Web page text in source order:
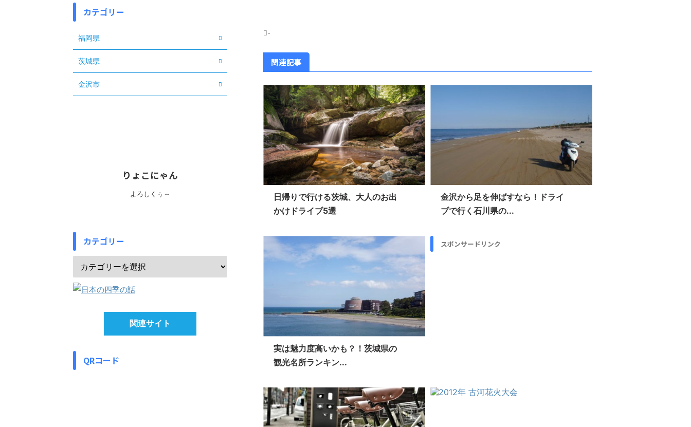
-
関連記事
日帰りで行ける茨城、大人のお出
かけドライブ5選
金沢から足を伸ばすなら！ドライ
ブで行く石川県の...
実は魅力度高いかも？！茨城県の
観光名所ランキン...
スポンサードリンク
カテゴリー
福岡県
茨城県
金沢市
りょこにゃん
よろしくぅ～
カテゴリー
関連サイト
QRコード